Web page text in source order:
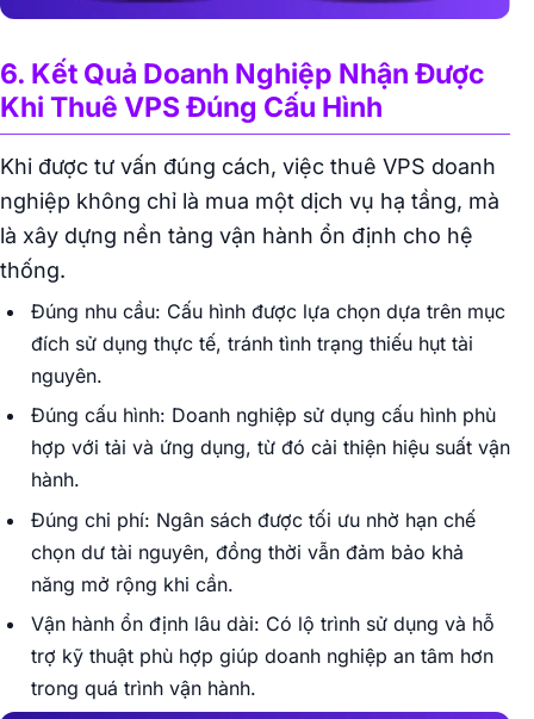
6. Kết Quả Doanh Nghiệp Nhận Được
Khi Thuê VPS Đúng Cấu Hình
Khi được tư vấn đúng cách, việc thuê VPS doanh
nghiệp không chỉ là mua một dịch vụ hạ tầng, mà
là xây dựng nền tảng vận hành ổn định cho hệ
thống.
Đúng nhu cầu: Cấu hình được lựa chọn dựa trên mục
đích sử dụng thực tế, tránh tình trạng thiếu hụt tài
nguyên.
Đúng cấu hình: Doanh nghiệp sử dụng cấu hình phù
hợp với tải và ứng dụng, từ đó cải thiện hiệu suất vận
hành.
Đúng chi phí: Ngân sách được tối ưu nhờ hạn chế
chọn dư tài nguyên, đồng thời vẫn đảm bảo khả
năng mở rộng khi cần.
Vận hành ổn định lâu dài: Có lộ trình sử dụng và hỗ
trợ kỹ thuật phù hợp giúp doanh nghiệp an tâm hơn
trong quá trình vận hành.